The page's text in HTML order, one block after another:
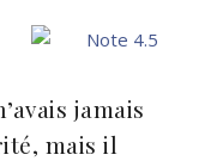
jamais
mais il